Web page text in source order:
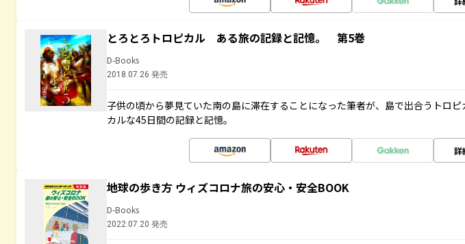
とろとろトロピカル ある旅の記録と記憶。 第5巻
D-Books
2018.07.26 発売
子供の頃から夢見ていた南の島に滞在することになった筆者が、島で出合うトロピ
カルな45日間の記録と記憶。
詳
地球の歩き方 ウィズコロナ旅の安心・安全BOOK
D-Books
2022.07.20 発売